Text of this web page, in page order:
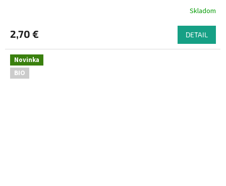
Skladom
2,70 € DETAIL
Novinka
BIO